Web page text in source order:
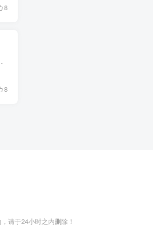
8
盔甲选择，甚至一个新维度！ MOD图片 MOD使...
8
请于24小时之内删除！